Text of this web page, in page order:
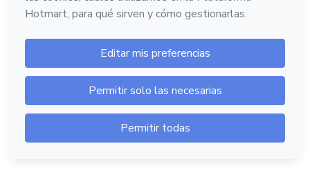
Hotmart — 2011-2026 © Todos los derechos
reservados